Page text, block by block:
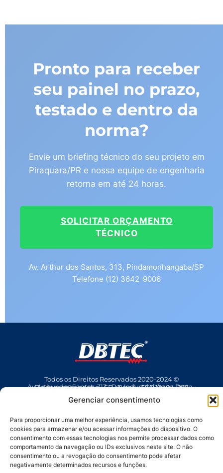
Gerenciar consentimento
Para proporcionar uma melhor experiência, usamos tecnologias como
cookies para armazenar e/ou acessar informações do dispositivo. O
consentimento com essas tecnologias nos permite processar dados como
comportamento da navegação ou IDs exclusivos neste site. O não
consentimento ou a revogação do consentimento pode afetar
negativamente determinados recursos e funções.
Pronto para receber
seu painel no prazo,
testado e dentro da
norma?
Envie um briefing técnico do seu projeto em
Piraquara/PR e nossa equipe de engenharia
retorna em até 24 horas.
SOLICITAR ORÇAMENTO
TÉCNICO
Av. Arthur dos Santos, 313, Pindamonhangaba/SP
Telefone (12) 3642-9006
Todos os Direitos Reservados 2020-2024 ©
Av Arthur dos Santos, 313 • Pq. Industrial Água Preta • Pindamonhangaba • SP • Brasil • CEP 12404-289
(12) 3642 9006
• dbtec@dbtec.com.br